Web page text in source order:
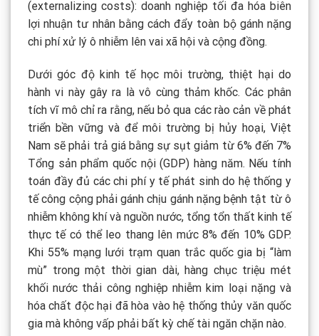
(externalizing costs): doanh nghiệp tối đa hóa biên
lợi nhuận tư nhân bằng cách đẩy toàn bộ gánh nặng
chi phí xử lý ô nhiễm lên vai xã hội và cộng đồng.
Dưới góc độ kinh tế học môi trường, thiệt hại do
hành vi này gây ra là vô cùng thảm khốc. Các phân
tích vĩ mô chỉ ra rằng, nếu bỏ qua các rào cản về phát
triển bền vững và để môi trường bị hủy hoại, Việt
Nam sẽ phải trả giá bằng sự sụt giảm từ 6% đến 7%
Tổng sản phẩm quốc nội (GDP) hàng năm. Nếu tính
toán đầy đủ các chi phí y tế phát sinh do hệ thống y
tế công cộng phải gánh chịu gánh nặng bệnh tật từ ô
nhiễm không khí và nguồn nước, tổng tổn thất kinh tế
thực tế có thể leo thang lên mức 8% đến 10% GDP.
Khi 55% mạng lưới trạm quan trắc quốc gia bị “làm
mù” trong một thời gian dài, hàng chục triệu mét
khối nước thải công nghiệp nhiễm kim loại nặng và
hóa chất độc hại đã hòa vào hệ thống thủy văn quốc
gia mà không vấp phải bất kỳ chế tài ngăn chặn nào.